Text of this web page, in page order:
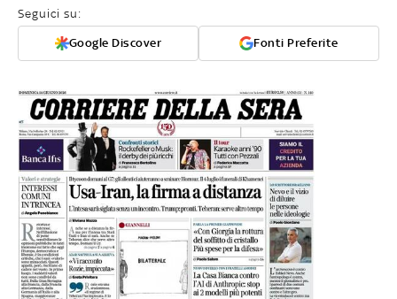
Seguici su:
Google Discover Fonti Preferite